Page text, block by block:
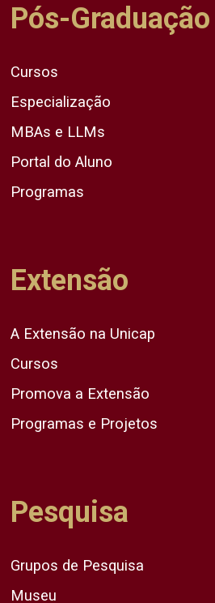
Pós-Graduação
Cursos
Especialização
MBAs e LLMs
Portal do Aluno
Programas
Extensão
A Extensão na Unicap
Cursos
Promova a Extensão
Programas e Projetos
Pesquisa
Grupos de Pesquisa
Museu